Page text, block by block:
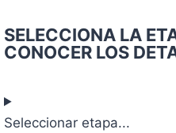
SELECCIONA LA
CONOCER LOS
Seleccionar etapa...